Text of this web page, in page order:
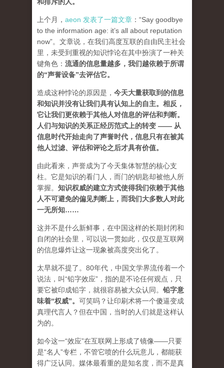
上个月， aeon 发表了一篇文章 ：“Say goodbye
to the information age: it’s all about reputation
now”。文章说，在我们高度互联的自由民主社会
里，未受到重视的知识悖论在其中扮演了一种关
键角色： 流通的信息量越多，我们越依赖于所谓
的“声誉设备”去评估它。
造成这种悖论的原因是， 今天大量获取到的信息
和知识并没有让我们具有认知上的自主。相反，
它让我们更依赖于其他人对信息的评估和判断。
人们与知识的关系正经历范式上的转变 —— 从
信息时代开始走向了声誉时代，信息只有在被其
他人过滤、评估和评论之后才具有价值。
由此看来，声誉成为了今天集体智慧的核心支
柱。它是知识的看门人，而门的钥匙却被他人所
掌握。 知识权威的建立方式使得我们依赖于其他
人不可避免的偏见判断上，而我们大多数人对此
一无所知……
这并不是什么新鲜事，在中国这样的长期封闭和
自闭的社会里，可以说一贯如此，仅仅是互联网
的信息爆炸让这一现象被高度突出化了。
太早就不提了。80年代，中国文学界流传着一个
说法，叫“铅字效应”，指的是不论任何观点，只
要它被印成铅字，就很容易被大众认同。 铅字意
味着“权威”。 可笑吗？让印刷术将一个傻逼变成
真理代言人？但在中国，当时的人们就是这样认
为的。
如今这一“效应”在互联网上形成了镜像——只要
是“名人”专栏，不管它喷的什么玩意儿，都能获
得广泛认同。媒体最看重的是知名度，而不是真